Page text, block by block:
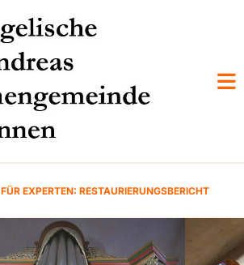
FÜR EXPERTEN: RESTAURIERUNGSBERICHT